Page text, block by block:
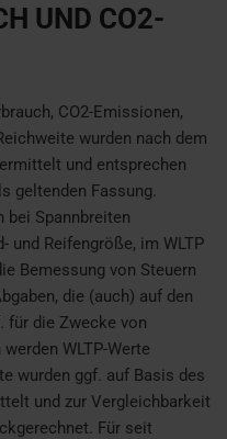
UND CO2-
CO2-Emissionen,
wurden nach dem
und entsprechen
geltenden Fassung.
bei Spannbreiten
und Reifengröße, im WLTP
Bemessung von Steuern
die (auch) auf den
für die Zwecke von
WLTP-Werte
wurden ggf. auf Basis des
und zur Vergleichbarkeit
Für seit